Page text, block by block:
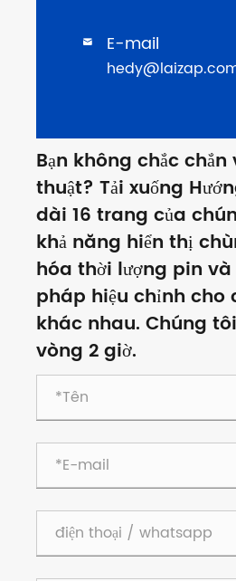
 E-mail
Bạn không chắc
thuật? Tải xuống
dài 16 trang của
khả năng hiển thị
hóa thời lượng pin
pháp hiệu chỉnh cho
khác nhau. Chúng
vòng 2 giờ.